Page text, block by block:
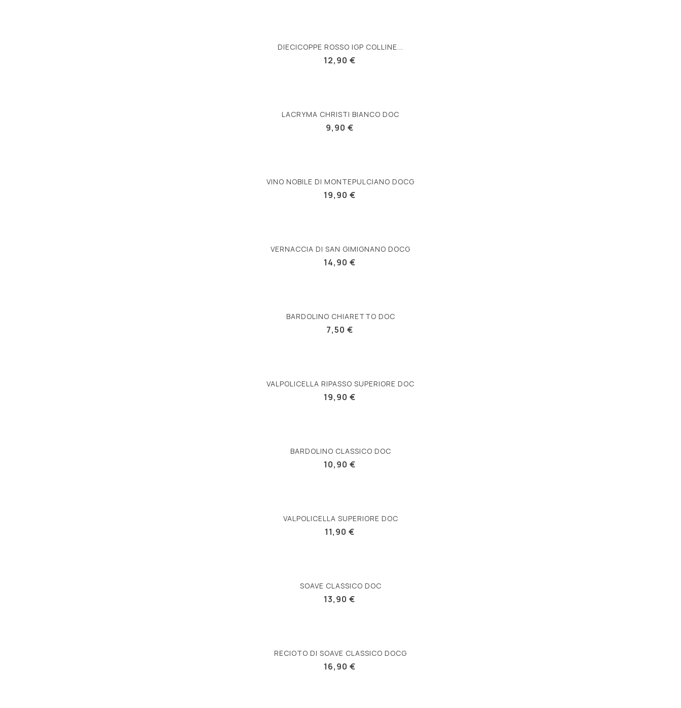
DIECICOPPE ROSSO IGP COLLINE...
12,90 €
LACRYMA CHRISTI BIANCO DOC
9,90 €
VINO NOBILE DI MONTEPULCIANO DOCG
19,90 €
VERNACCIA DI SAN GIMIGNANO DOCG
14,90 €
BARDOLINO CHIARETTO DOC
7,50 €
VALPOLICELLA RIPASSO SUPERIORE DOC
19,90 €
BARDOLINO CLASSICO DOC
10,90 €
VALPOLICELLA SUPERIORE DOC
11,90 €
SOAVE CLASSICO DOC
13,90 €
RECIOTO DI SOAVE CLASSICO DOCG
16,90 €